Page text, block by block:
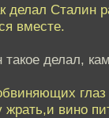
делал Сталин
вместе.
такое делал,
жрать,и вино